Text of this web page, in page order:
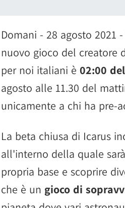
Domani - 28 agosto 2021
nuovo gioco del creatore
per noi italiani è 02:00
agosto alle 11.30 del
unicamente a chi ha pre-
La beta chiusa di Icarus
all'interno della quale
propria base e scoprire
che è un gioco di